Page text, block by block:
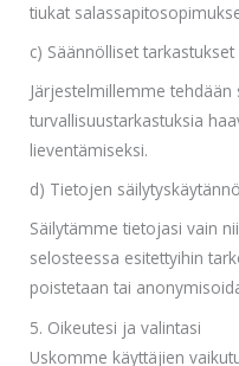
tiukat
c) Säännölliset tarkastukset
Järjestelmillemme tehdään
turvallisuustarkastuksia
lieventämiseksi.
d) Tietojen
Säilytämme tietojasi vain
selosteessa esitettyihin
poistetaan tai
5. Oikeutesi ja valintasi
Uskomme käyttäjien